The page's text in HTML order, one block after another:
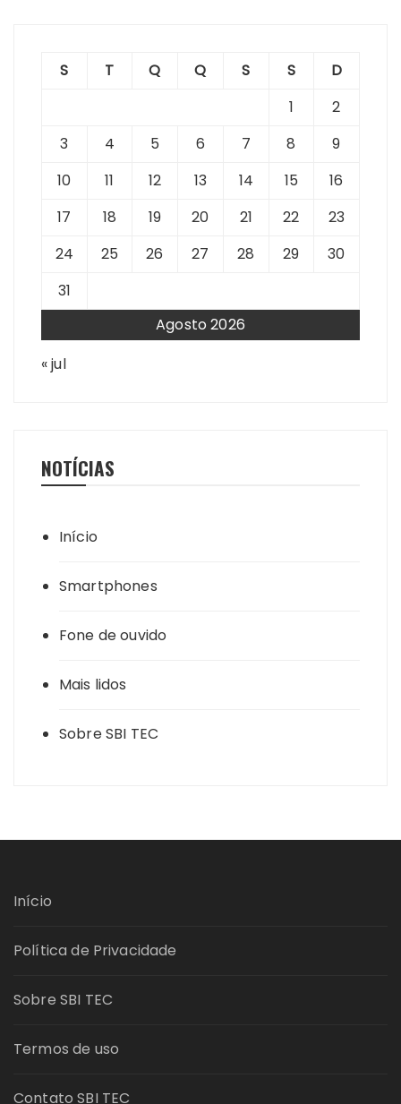
Agosto 2026
S T Q Q S S
D
1
2
3
4 5 6 7 8
9
10
11 12 13 14 15
16
17
18 19 20 21 22
23
24
25 26 27 28 29
30
31
« jul
NOTÍCIAS
Início
Smartphones
Fone de ouvido
Mais lidos
Sobre SBI TEC
Início
Política de Privacidade
Sobre SBI TEC
Termos de uso
Contato SBI TEC